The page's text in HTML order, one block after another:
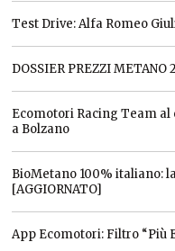
Test Drive: Alfa Romeo
DOSSIER PREZZI METANO
Ecomotori Racing Team
a Bolzano
BioMetano 100% italiano:
[AGGIORNATO]
App Ecomotori: Filtro “Più